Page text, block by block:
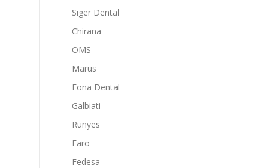
Siger Dental
Chirana
OMS
Marus
Fona Dental
Galbiati
Runyes
Faro
Fedesa